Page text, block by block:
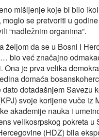
mišljenje koje bi bilo
moglo se pretvoriti u
“nadležnim organima”.
željom da se u Bosni i
bio već značajno
Ona je prva velika
domaća
dotadašnjem Savezu
svoje korijene vuče iz
akademije nauka i
velikosrpskog pokreta
(HDZ) bila